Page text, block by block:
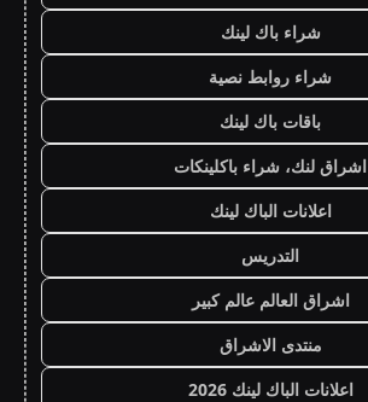
شراء باك لينك
شراء روابط نصية
باقات باك لينك
اشراق لنك، شراء باكلينكات
اعلانات الباك لينك
التدريس
اشراق العالم عالم كبير
منتدى الاشراق
اعلانات الباك لينك 2026